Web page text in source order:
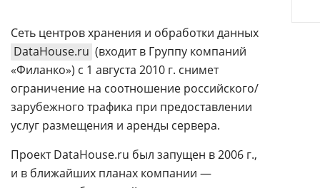
ТВ
Об
издании
Реклама
Контакты
Max
Telegram
Дзен
Rutube
Сеть центров хранения и обработки данных
DataHouse.ru (входит в Группу компаний
«Филанко») с 1 августа 2010 г. снимет
ограничение на соотношение российского/
зарубежного трафика при предоставлении
услуг размещения и аренды сервера.
Проект DataHouse.ru был запущен в 2006 г.,
и в ближайших планах компании —